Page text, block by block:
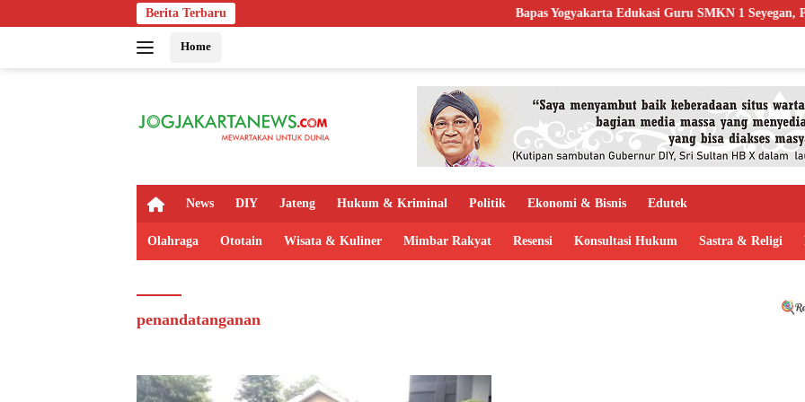
ke
Berita Terbaru Bapas Yogyakarta Edukasi Guru SMKN 1 Seyegan,
Home
H
m
News DIY Jateng Hukum & Kriminal Politik Ekonomi & Bisnis Edutek
Olahraga Ototain Wisata & Kuliner Mimbar Rakyat Resensi Konsultasi Hukum Sastra & Religi
penandatanganan